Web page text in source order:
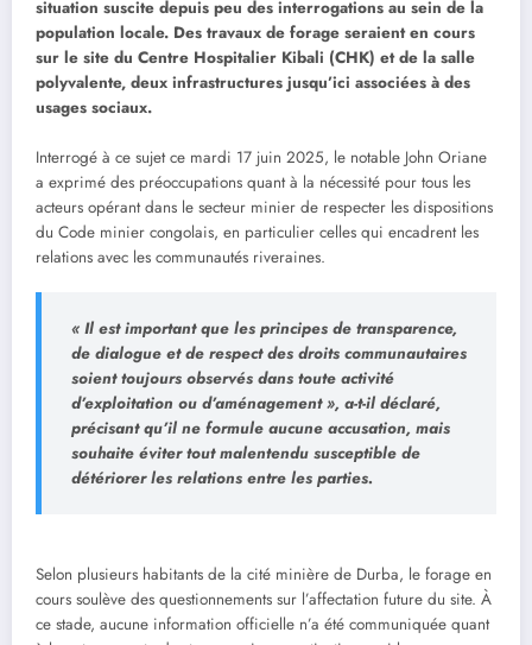
situation suscite depuis peu des interrogations au sein de la
population locale. Des travaux de forage seraient en cours
sur le site du Centre Hospitalier Kibali (CHK) et de la salle
polyvalente, deux infrastructures jusqu’ici associées à des
usages sociaux.
Interrogé à ce sujet ce mardi 17 juin 2025, le notable John Oriane
a exprimé des préoccupations quant à la nécessité pour tous les
acteurs opérant dans le secteur minier de respecter les dispositions
du Code minier congolais, en particulier celles qui encadrent les
relations avec les communautés riveraines.
« Il est important que les principes de transparence,
de dialogue et de respect des droits communautaires
soient toujours observés dans toute activité
d’exploitation ou d’aménagement », a-t-il déclaré,
précisant qu’il ne formule aucune accusation, mais
souhaite éviter tout malentendu susceptible de
détériorer les relations entre les parties.
Selon plusieurs habitants de la cité minière de Durba, le forage en
cours soulève des questionnements sur l’affectation future du site. À
ce stade, aucune information officielle n’a été communiquée quant